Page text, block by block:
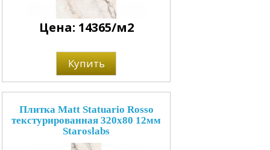
Цена: 14365/м2
Купить
Плитка Matt Statuario Rosso
текстурированная 320x80 12мм
Staroslabs